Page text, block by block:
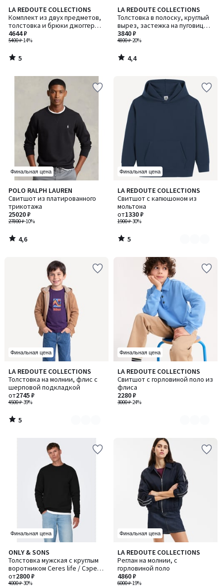
LA REDOUTE COLLECTIONS
Комплект из двух предметов,
толстовка и брюки джоггеры,
из флиса
5400 ₽-14%
4644 ₽
5
/
5
5
/
LA REDOUTE COLLECTIONS
Толстовка в полоску, круглый
вырез, застежка на пуговицы
па плече
4800 ₽-20%
3840 ₽
4,4
/ 5
4,4
/
Финальная цена
POLO RALPH LAUREN
Свитшот из платированного
трикотажа
27800 ₽-10%
25020 ₽
4,6
/ 5
4,6
/
Финальная цена
LA REDOUTE COLLECTIONS
Свитшот с капюшоном из
мольтона
1900 ₽-30%
от1330 ₽
5
/
5
Количество
цветов:
4
5
/
Финальная цена
LA REDOUTE COLLECTIONS
Толстовка на молнии, флис с
шерповой подкладкой
4500 ₽-39%
от2745 ₽
5
/
5
Количество
цветов:
2
5
/
Финальная цена
LA REDOUTE COLLECTIONS
Свитшот с горловиной поло из
флиса
3000 ₽-24%
2280 ₽
Количество
цветов:
2
Финальная цена
ONLY & SONS
Толстовка мужская с круглым
воротником Ceres life / Сэрес
Лайф
4000 ₽-30%
от2800 ₽
4,7
/ 5
Количество
цветов:
2
Финальная цена
LA REDOUTE COLLECTIONS
Реглан на молнии, с
горловиной поло
6000 ₽-19%
4860 ₽
4,7
/ 5